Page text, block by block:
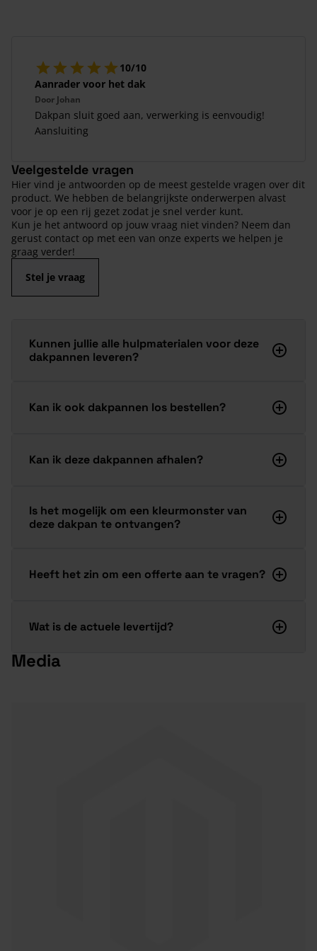
10/10
Aanrader voor het dak
Door Johan
Dakpan sluit goed aan, verwerking is eenvoudig!
Aansluiting
Veelgestelde vragen
Hier vind je antwoorden op de meest gestelde vragen over dit
product. We hebben de belangrijkste onderwerpen alvast
voor je op een rij gezet zodat je snel verder kunt.
Kun je het antwoord op jouw vraag niet vinden? Neem dan
gerust contact op met een van onze experts we helpen je
graag verder!
Stel je vraag
Kunnen jullie alle hulpmaterialen voor deze
dakpannen leveren?
Kan ik ook dakpannen los bestellen?
Kan ik deze dakpannen afhalen?
Is het mogelijk om een kleurmonster van
deze dakpan te ontvangen?
Heeft het zin om een offerte aan te vragen?
Wat is de actuele levertijd?
Media